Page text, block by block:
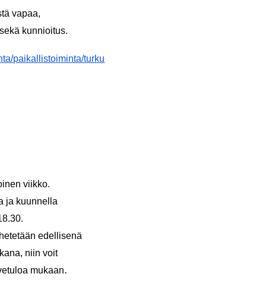
vapaa,
kunnioitus.
paikallistoiminta/turku
viikko.
ja kuunnella
edellisenä
niin voit
mukaan.